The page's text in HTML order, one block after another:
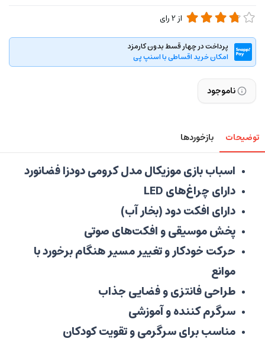
از2رای
پرداخت در چهار قسط بدون کارمزد
امکان خرید اقساطی با اسنپ پی
ناموجود
توضیحات بازخوردها
اسباب بازی موزیکال مدل کرومی دودزا فضانورد
دارای چراغ‌های LED
دارای افکت دود (بخار آب)
پخش موسیقی و افکت‌های صوتی
حرکت خودکار و تغییر مسیر هنگام برخورد با
موانع
طراحی فانتزی و فضایی جذاب
سرگرم کننده و آموزشی
مناسب برای سرگرمی و تقویت کودکان